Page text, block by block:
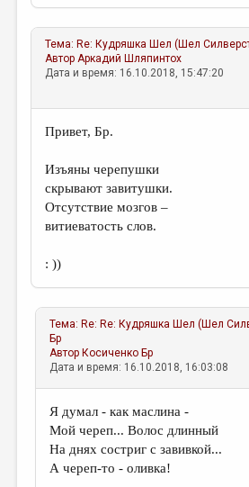
РЕДКОЛЛЕГИЯ
ОТ РЕДАКЦИИ
КУЛЬТУРОВЕДЕНИЕ
ПУБЛИЦИСТИКА
ЦИКЛЫ ПУБЛИКАЦИЙ
ТРЕДИАКОВСКИЙ
МЕДИА
ВКОНТАКТЕ
Тема: Re: Кудряшка Шел (Шел
АвторАркадий Шляпинтох
Дата и время: 16.10.2018, 15:47:20
Привет, Бр.
Изъяны черепушки
скрывают завитушки.
Отсутствие мозгов –
витиеватость слов.
: ))
Тема: Re: Re: Кудряшка Шел (Шел
Бр
Автор Косиченко Бр
Дата и время: 16.10.2018, 16:03:08
Я думал - как маслина -
Мой череп... Волос длинный
На днях состриг с завивкой...
А череп-то - оливка!